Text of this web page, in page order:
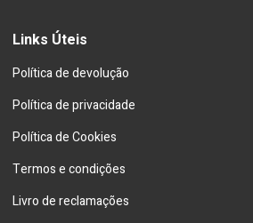
Links Úteis
Política de devolução
Política de privacidade
Política de Cookies
Termos e condições
Livro de reclamações